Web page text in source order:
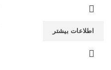
اطلاعات بیشتر